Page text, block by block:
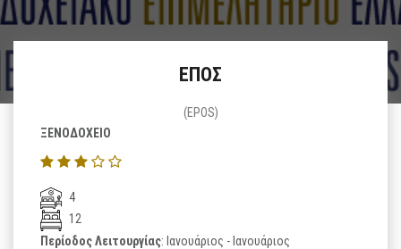
ΕΠΟΣ
(EPOS)
ΞΕΝΟΔΟΧΕΙΟ
4
12
Περίοδος Λειτουργίας: Ιανουάριος - Ιανουάριος